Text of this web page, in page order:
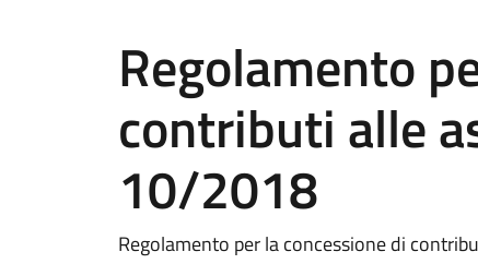
Regolamento
contributi alle
10/2018
Regolamento per la concessione di